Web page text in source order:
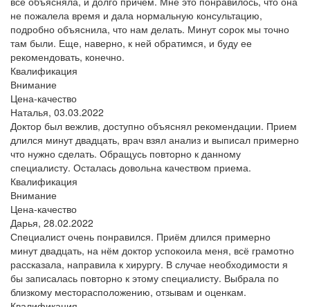
не пожалела время и дала нормальную консультацию,
подробно объяснила, что нам делать. Минут сорок мы точно
там были. Еще, наверно, к ней обратимся, и буду ее
рекомендовать, конечно.
Квалификация
Внимание
Цена-качество
Наталья, 03.03.2022
Доктор был вежлив, доступно объяснял рекомендации. Прием
длился минут двадцать, врач взял анализ и выписал примерно
что нужно сделать. Обращусь повторно к данному
специалисту. Осталась довольна качеством приема.
Квалификация
Внимание
Цена-качество
Дарья, 28.02.2022
Специалист очень понравился. Приём длился примерно
минут двадцать, на нём доктор успокоила меня, всё грамотно
рассказала, направила к хирургу. В случае необходимости я
бы записалась повторно к этому специалисту. Выбрала по
близкому месторасположению, отзывам и оценкам.